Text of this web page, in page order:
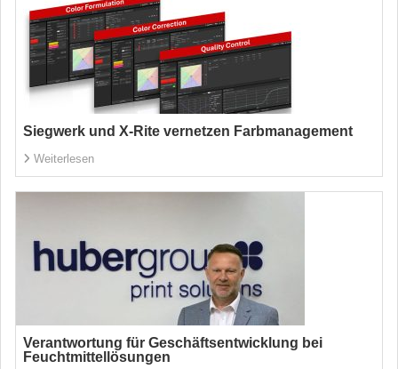
Siegwerk und X-Rite vernetzen Farbmanagement
Weiterlesen
Verantwortung für Geschäftsentwicklung bei
Feuchtmittellösungen